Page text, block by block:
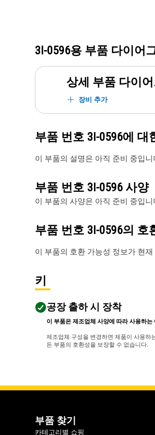
3I-0596용 부품 다이어
상세 부품 다이어
장비 추가
부품 번호 3I-0596에 대
이 부품의 설명은 아직 준비 중입니
부품 번호 3I-0596 사양
이 부품의 사양은 아직 준비 중입니
부품 번호 3I-0596의 호
이 부품의 호환 가능성 정보가 현재
키
공장 출하 시 장착
이 부품은 제조업체 사양에 따라 사용하
제조업체 구성을 변경하면 제품이 사용하
든 부품의 호환성을 보장할 수 없습니다.
부품 찾기
카테고리별 쇼핑